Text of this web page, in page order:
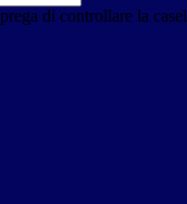
di controllare la